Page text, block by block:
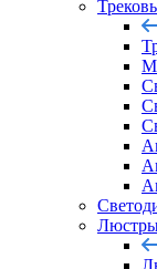
Люстры